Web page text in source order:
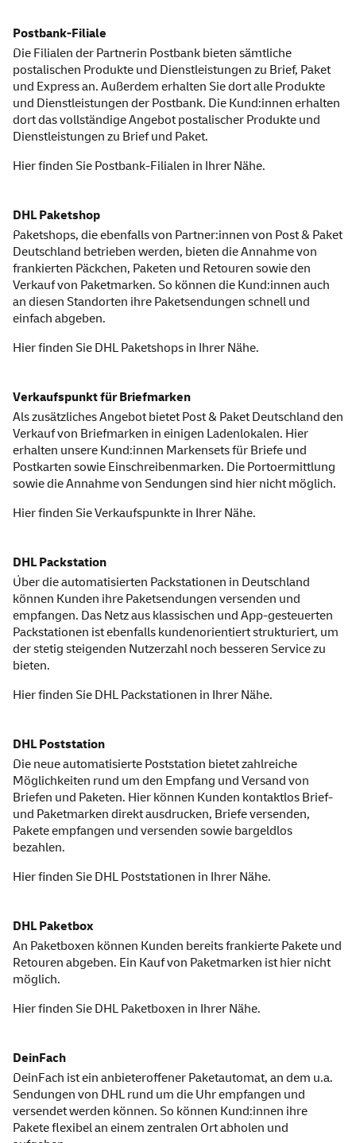
Postbank-Filiale
Die Filialen der Partnerin Postbank bieten sämtliche
postalischen Produkte und Dienstleistungen zu Brief, Paket
und Express an. Außerdem erhalten Sie dort alle Produkte
und Dienstleistungen der Postbank. Die Kund:innen erhalten
dort das vollständige Angebot postalischer Produkte und
Dienstleistungen zu Brief und Paket.
Hier finden Sie Postbank-Filialen in Ihrer Nähe.
DHL Paketshop
Paketshops, die ebenfalls von Partner:innen von Post & Paket
Deutschland betrieben werden, bieten die Annahme von
frankierten Päckchen, Paketen und Retouren sowie den
Verkauf von Paketmarken. So können die Kund:innen auch
an diesen Standorten ihre Paketsendungen schnell und
einfach abgeben.
Hier finden Sie DHL Paketshops in Ihrer Nähe.
Verkaufspunkt für Briefmarken
Als zusätzliches Angebot bietet Post & Paket Deutschland den
Verkauf von Briefmarken in einigen Ladenlokalen. Hier
erhalten unsere Kund:innen Markensetsfür Briefe und
Postkarten sowie Einschreibenmarken. Die Portoermittlung
sowie die Annahme von Sendungen sind hier nicht möglich.
Hier finden SieVerkaufspunkte in Ihrer Nähe.
DHL Packstation
Über die automatisierten Packstationen in Deutschland
können Kunden ihre Paketsendungen versenden und
empfangen. Das Netz aus klassischen und App-gesteuerten
Packstationen ist ebenfalls kundenorientiert strukturiert, um
der stetig steigenden Nutzerzahl noch besseren Servicezu
bieten.
Hier finden Sie DHL Packstationen in Ihrer Nähe.
DHL Poststation
Die neue automatisierte Poststation bietet zahlreiche
Möglichkeiten rund um den Empfang und Versand von
Briefen und Paketen. Hier können Kunden kontaktlos Brief-
und Paketmarken direkt ausdrucken, Briefe versenden,
Pakete empfangen und versenden sowie bargeldlos
bezahlen.
Hier finden Sie DHL Poststationen in Ihrer Nähe.
DHL Paketbox
An Paketboxen können Kunden bereits frankierte Pakete und
Retouren abgeben. Ein Kauf von Paketmarken ist hier nicht
möglich.
Hier finden Sie DHL Paketboxen in Ihrer Nähe.
DeinFach
DeinFach ist ein anbieteroffener Paketautomat, an dem u.a.
Sendungen von DHL rund um die Uhr empfangen und
versendet werden können. So können Kund:innen ihre
Pakete flexibel an einem zentralen Ort abholen und